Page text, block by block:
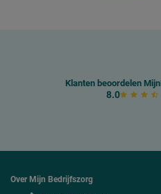
Klanten beoordelen
8.0
Over Mijn Bedrijfszorg